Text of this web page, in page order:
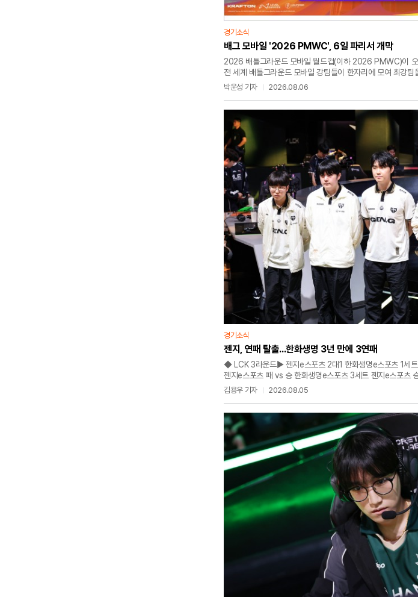
경기소식
배그 모바일 '2026 PMWC', 6일 파리서 개막
2026 배틀그라운드 모바일 월드컵(이하 2026 PMWC)이
전 세계 배틀그라운드 모바일 강팀들이 한자리에 모여 최강
파리에서 열린다. 본 대회는 작년과 동일하게 e스포츠 월드
나뉘어 경기를 치른다. 그룹 스테이지 결과에 따라 상위권 팀
박운성 기자 2026.08.06
경기소식
젠지, 연패 탈출...한화생명 3년 만에 3연패
◆ LCK 3라운드▶ 젠지e스포츠 2대1 한화생명e스포츠 1세
젠지e스포츠 패 vs 승 한화생명e스포츠 3세트 젠지e스포츠
한화생명e스포츠를 꺾고 연패에서 벗어났다. 젠지는 5일 오
3연패를 당한 건 1,243일 만이다. 젠지가 기선을 제압했다. 1
김용우 기자 2026.08.05